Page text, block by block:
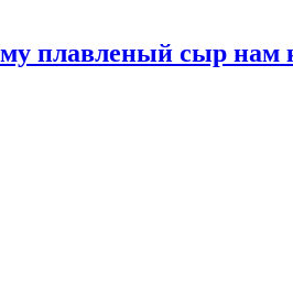
плавленый сыр нам